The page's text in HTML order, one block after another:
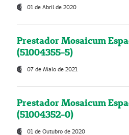
01 de Abril de 2020
Prestador Mosaicum
(51004355-5)
07 de Maio de 2021
Prestador Mosaicum
(51004352-0)
01 de Outubro de 2020